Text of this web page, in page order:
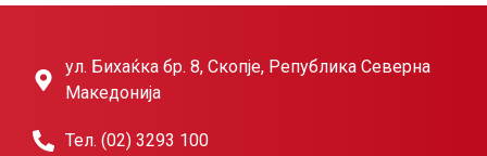
ул. Бихаќка бр. 8, Скопје, Република Северна
Македонија
Тел. (02) 3293 100